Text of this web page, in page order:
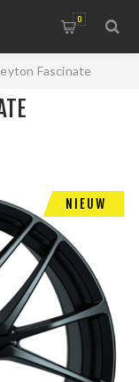
0
Fascinate
NIEUW